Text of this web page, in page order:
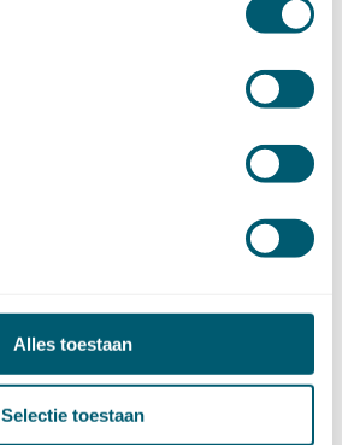
Alles toestaan
Selectie toestaan